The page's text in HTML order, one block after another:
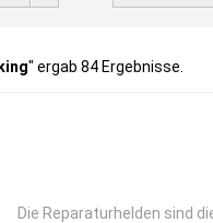
" ergab 84 Ergebnisse.
Die Reparaturhelden sind